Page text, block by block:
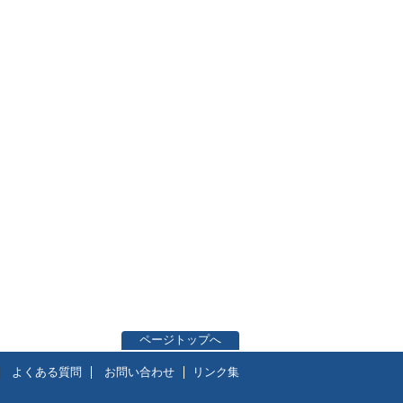
ページトップへ
よくある質問 お問い合わせ リンク集